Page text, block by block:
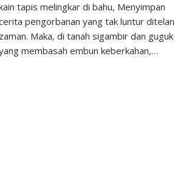
tapis melingkar di bahu, Menyimpan
pengorbanan yang tak luntur ditelan
zaman. Maka, di tanah sigambir dan guguk
membasah embun keberkahan,…